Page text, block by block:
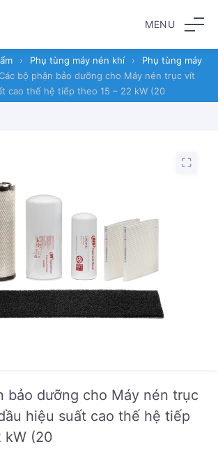
MENU
› Phụ tùng máy nén khí ›
Phụ tùng máy
bộ phận bảo dưỡng cho Máy nén trục vít
cao thế hệ tiếp theo 15 – 22 kW (20
bảo dưỡng cho Máy nén trục
hiệu suất cao thế hệ tiếp
kW (20